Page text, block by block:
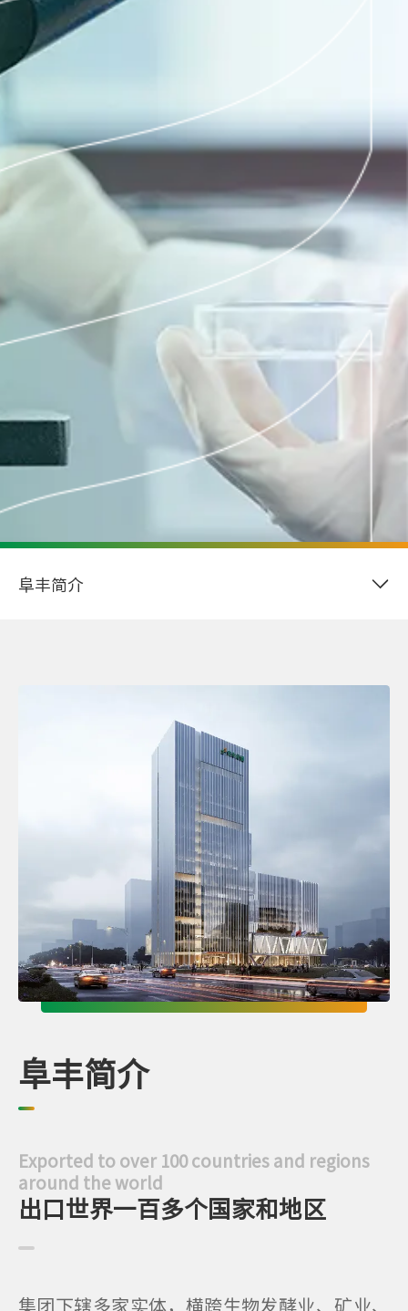
阜丰简介
Exported to over 100 countries and regions
around the world
出口世界一百多个国家和地区
集团下辖多家实体，横跨生物发酵业、矿业、